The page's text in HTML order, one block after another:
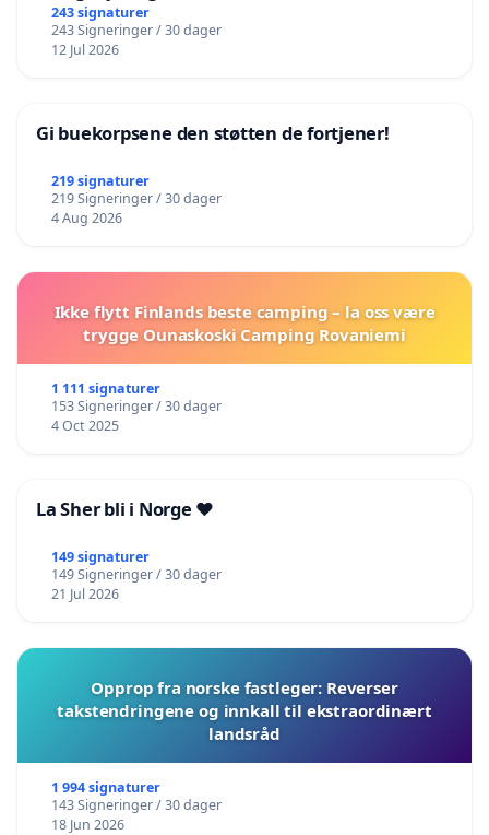
243 signaturer
243 Signeringer / 30 dager
12 Jul 2026
Gi buekorpsene den støtten de fortjener!
219 signaturer
219 Signeringer / 30 dager
4 Aug 2026
Ikke flytt Finlands beste camping – la oss være
trygge Ounaskoski Camping Rovaniemi
1 111 signaturer
153 Signeringer / 30 dager
4 Oct 2025
La Sher bli i Norge ❤️
149 signaturer
149 Signeringer / 30 dager
21 Jul 2026
Opprop fra norske fastleger: Reverser
takstendringene og innkall til ekstraordinært
landsråd
1 994 signaturer
143 Signeringer / 30 dager
18 Jun 2026